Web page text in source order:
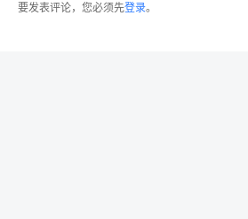
要发表评论，您必须先登录。